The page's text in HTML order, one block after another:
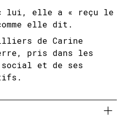
lui, elle a « reçu le
elle dit.
de Carine
pris dans les
et de ses